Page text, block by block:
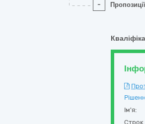
- Пропозиції
Ім'я:
Строк